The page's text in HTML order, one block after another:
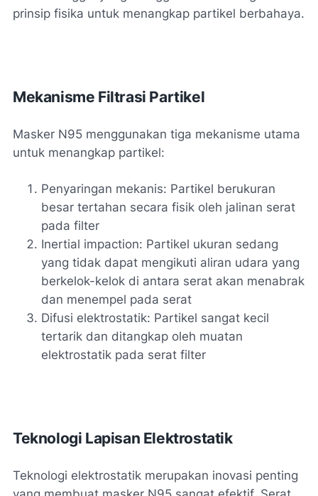
prinsip fisika untuk menangkap partikel berbahaya.
Mekanisme Filtrasi Partikel
Masker N95 menggunakan tiga mekanisme utama
untuk menangkap partikel:
Penyaringan mekanis: Partikel berukuran
besar tertahan secara fisik oleh jalinan serat
pada filter
Inertial impaction: Partikel ukuran sedang
yang tidak dapat mengikuti aliran udara yang
berkelok-kelok di antara serat akan menabrak
dan menempel pada serat
Difusi elektrostatik: Partikel sangat kecil
tertarik dan ditangkap oleh muatan
elektrostatik pada serat filter
Teknologi Lapisan Elektrostatik
Teknologi elektrostatik merupakan inovasi penting